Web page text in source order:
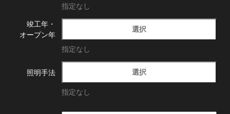
指定なし
竣工年・
オープン年
選択
指定なし
照明手法 選択
指定なし